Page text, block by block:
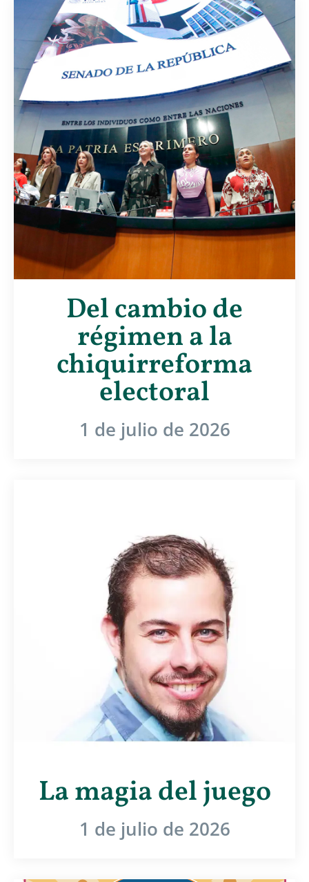
Del cambio de
régimen a la
chiquirreforma
electoral
1 de julio de 2026
La magia del juego
1 de julio de 2026